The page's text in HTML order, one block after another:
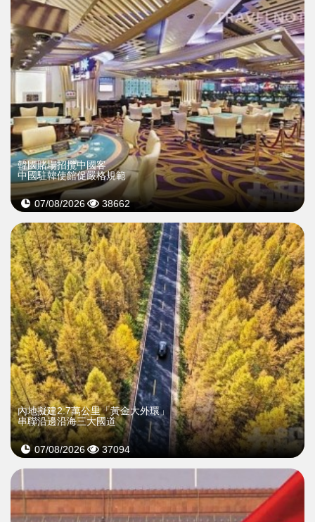
韓國賭場招攬中國客
中國駐韓使館促嚴格規範
07/08/2026 38662
內地擬建2.7萬公里「黃金大外環」
串聯沿邊沿海三大國道
07/08/2026 37094